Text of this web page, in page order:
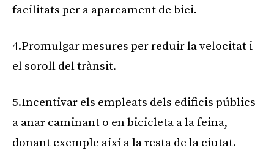
facilitats per a aparcament de bici.
4.Promulgar mesures per reduir la velocitat i
el soroll del trànsit.
5.Incentivar els empleats dels edificis públics
a anar caminant o en bicicleta a la feina,
donant exemple així a la resta de la ciutat.